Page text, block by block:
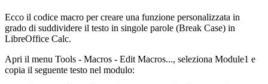
Ecco il codice macro per creare una funzione personalizzata in
grado di suddividere il testo in singole parole (Break Case) in
LibreOffice Calc.
Apri il menu Tools - Macros - Edit Macros..., seleziona Module1 e
copia il seguente testo nel modulo: